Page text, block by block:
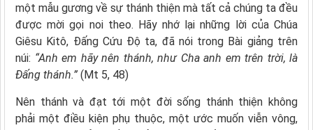
một mẫu gương về sự thánh thiện mà tất cả chúng ta đều
được mời gọi noi theo. Hãy nhớ lại những lời của Chúa
Giêsu Kitô, Đấng Cứu Độ ta, đã nói trong Bài giảng trên
núi: “Anh em hãy nên thánh, như Cha anh em trên trời, là
Đấng thánh.” (Mt 5, 48)
Nên thánh và đạt tới một đời sống thánh thiện không
phải một điều kiện phụ thuộc, một ước muốn viễn vông,